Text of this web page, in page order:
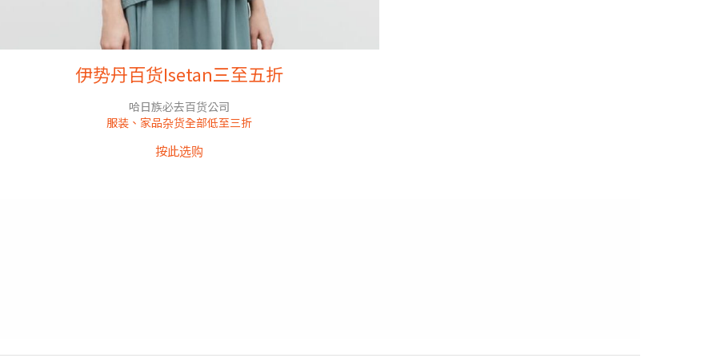
伊势丹百货Isetan三至五折
哈日族必去百货公司
服装、家品杂货全部低至三折
按此选购